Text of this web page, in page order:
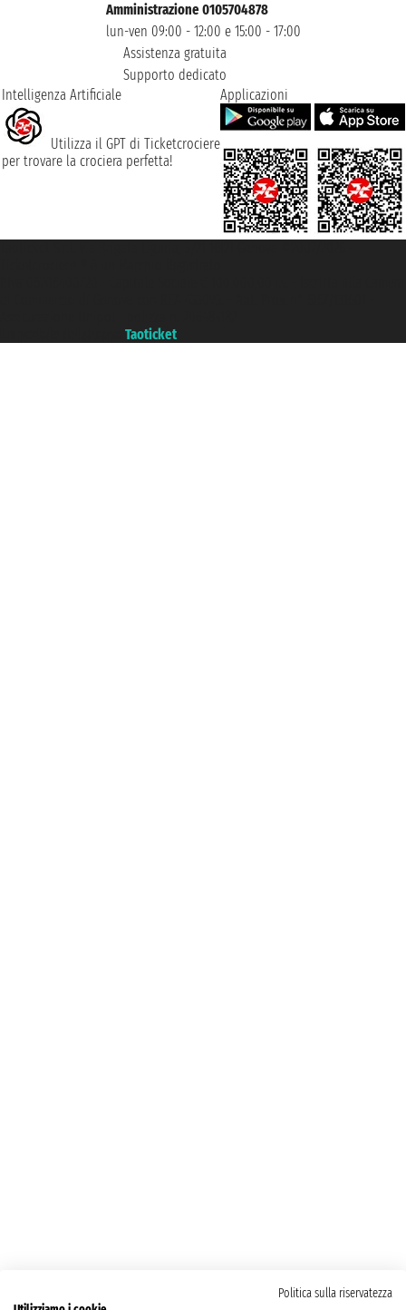
Amministrazione 0105704878
lun-ven 09:00 - 12:00 e 15:00 - 17:00
Assistenza gratuita
Supporto dedicato
Intelligenza Artificiale
Utilizza il GPT di Ticketcrociere
per trovare la crociera perfetta!
Applicazioni
Taoticket
Politica sulla riservatezza